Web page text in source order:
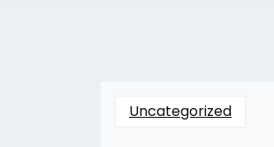
Uncategorized